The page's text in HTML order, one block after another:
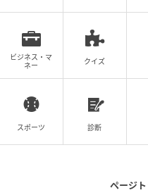
に大切なものは何か」
求められる時期です。
つ形にしていく姿勢が未
イントとなります。
また、天王星が双子座を
び、コミュニケーショ
ます。新しい知識や技術
しい挑戦を続けていく
ビジネス・マ
ネー
クイズ
スポーツ 診断
ページ